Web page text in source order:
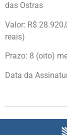
das Ostras
Valor: R$
reais)
Prazo: 8 (oito)
Data da